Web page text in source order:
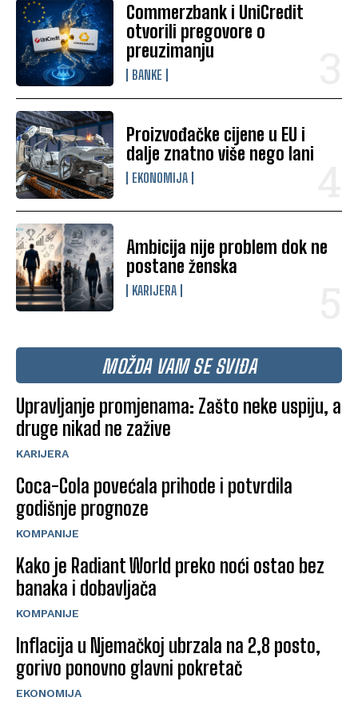
Commerzbank i UniCredit
otvorili pregovore o
preuzimanju
BANKE
Proizvođačke cijene u EU i
dalje znatno više nego lani
EKONOMIJA
Ambicija nije problem dok ne
postane ženska
KARIJERA
MOŽDA VAM SE SVIĐA
Upravljanje promjenama: Zašto neke uspiju, a
druge nikad ne zažive
KARIJERA
Coca-Cola povećala prihode i potvrdila
godišnje prognoze
KOMPANIJE
Kako je Radiant World preko noći ostao bez
banaka i dobavljača
KOMPANIJE
Inflacija u Njemačkoj ubrzala na 2,8 posto,
gorivo ponovno glavni pokretač
EKONOMIJA